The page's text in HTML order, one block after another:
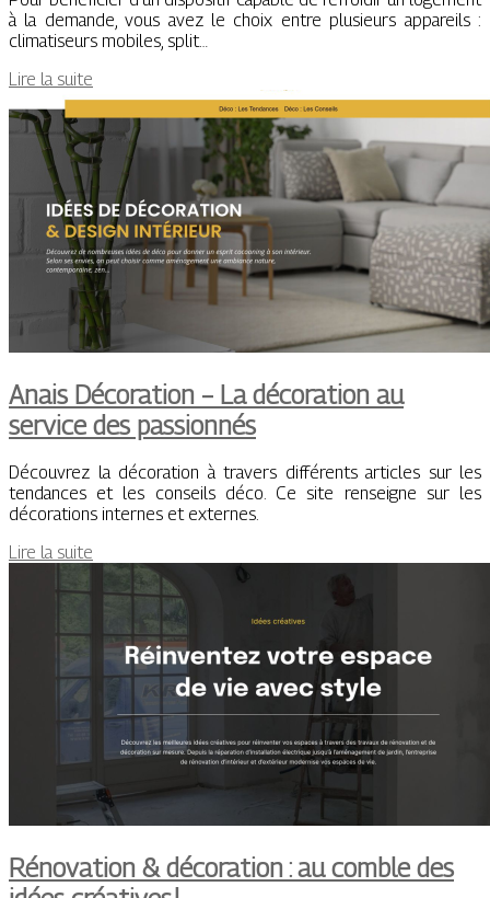
à la demande, vous avez le choix entre plusieurs appareils :
climatiseurs mobiles, split…
Lire la suite
Anais Décoration – La décoration au
service des passionnés
Découvrez la décoration à travers différents articles sur les
tendances et les conseils déco. Ce site renseigne sur les
décorations internes et externes.
Lire la suite
Rénovation & décoration : au comble des